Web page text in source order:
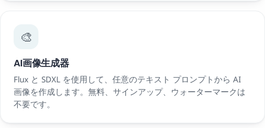
🎨
AI画像生成器
Flux と SDXL を使用して、任意のテキスト プロンプトから AI
画像を作成します。無料、サインアップ、ウォーターマークは
不要です。